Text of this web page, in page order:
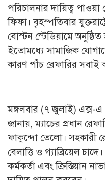
পরিচালনার দায়িত্ব
ফিফা। বৃহস্পতিবার
বোস্টন স্টেডিয়ামে
ইতোমধ্যে সামাজিক
কারণ পাঁচ রেফারির সবাই
মঙ্গলবার (৭ ‍জুলাই) এক্স-
জানায়, ম্যাচের প্রধান
ফাকুন্দো তেলো। সহকারী
বেলাত্তি ও গ্যাব্রিয়েল
কর্মকর্তা এবং ক্রিস্তিয়ান